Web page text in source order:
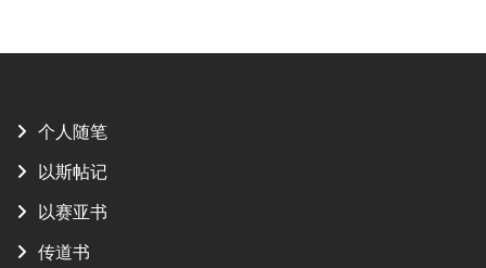
航
个人随笔
以斯帖记
以赛亚书
传道书